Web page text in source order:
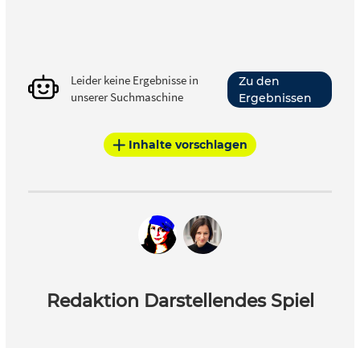
Leider keine Ergebnisse in
unserer Suchmaschine
Zu den
Ergebnissen
Inhalte vorschlagen
Redaktion Darstellendes Spiel